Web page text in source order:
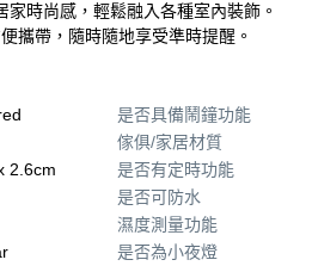
時尚感，輕鬆融入各種室內裝飾。
攜帶，隨時隨地享受準時提醒。
2.6cm
是否具備鬧鐘功能
傢俱/家居材質
是否有定時功能
是否可防水
濕度測量功能
是否為小夜燈